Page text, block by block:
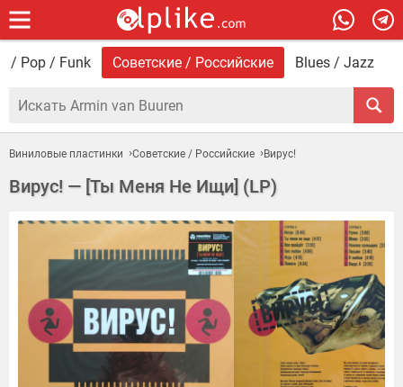
/ Pop / Funk Советские / Российские Blues / Jazz
Виниловые пластинки Советские / Российские Вирус!
Вирус! — [Ты Меня Не Ищи] (LP)